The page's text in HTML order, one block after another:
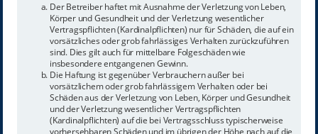
Der Betreiber haftet mit Ausnahme der Verletzung von Leben,
Körper und Gesundheit und der Verletzung wesentlicher
Vertragspflichten (Kardinalpflichten) nur für Schäden, die auf ein
vorsätzliches oder grob fahrlässiges Verhalten zurückzuführen
sind. Dies gilt auch für mittelbare Folgeschäden wie
insbesondere entgangenen Gewinn.
Die Haftung ist gegenüber Verbrauchern außer bei
vorsätzlichem oder grob fahrlässigem Verhalten oder bei
Schäden aus der Verletzung von Leben, Körper und Gesundheit
und der Verletzung wesentlicher Vertragspflichten
(Kardinalpflichten) auf die bei Vertragsschluss typischerweise